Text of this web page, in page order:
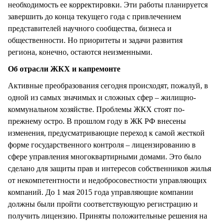
необходимость ее корректировки. Эти работы планируется
завершить до конца текущего года с привлечением
представителей научного сообщества, бизнеса и
общественности. Но приоритеты и задачи развития
региона, конечно, остаются неизменными.
Об отрасли ЖКХ и капремонте
Активные преобразования сегодня происходят, пожалуй, в
одной из самых значимых и сложных сфер – жилищно-
коммунальном хозяйстве. Проблемы ЖКХ стоят по-
прежнему остро. В прошлом году в ЖК РФ внесены
изменения, предусматривающие переход к самой жесткой
форме государственного контроля – лицензированию в
сфере управления многоквартирными домами. Это было
сделано для защиты прав и интересов собственников жилья
от некомпетентности и недобросовестности управляющих
компаний. До 1 мая 2015 года управляющие компании
должны были пройти соответствующую регистрацию и
получить лицензию. Приняты положительные решения на